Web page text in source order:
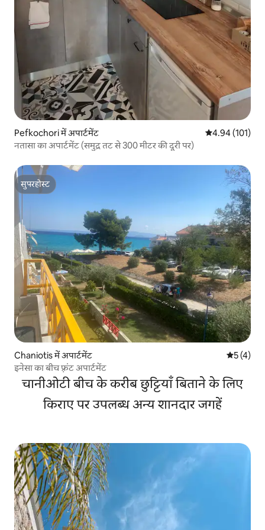
Pefkochori में अपार्टमेंट औसत रेटिंग 5 में से
4.94 (101)
नतासा का अपार्टमेंट (समुद्र तट से 300 मीटर की दूरी पर)
सुपरहोस्ट
सुपरहोस्ट
Chaniotis में अपार्टमेंट औसत रेटिंग
5 (4)
इनेसा का बीच फ़्रंट अपार्टमेंट
चानीओटी बीच के करीब छुट्टियाँ बिताने के लिए
किराए पर उपलब्ध अन्य शानदार जगहें